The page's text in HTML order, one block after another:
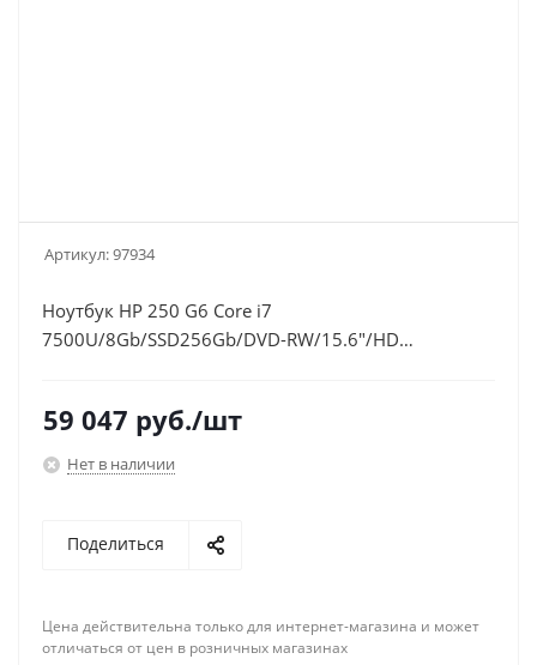
Артикул:97934
Ноутбук HP 250 G6 Core i7
7500U/8Gb/SSD256Gb/DVD-RW/15.6"/HD
59 047 руб./шт
Нет в наличии
Поделиться
Цена действительна только для интернет-магазина и может
отличаться от цен в розничных магазинах